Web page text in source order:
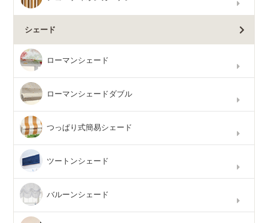
シェード
ローマンシェード
ローマンシェードダブル
つっぱり式簡易シェード
ツートンシェード
バルーンシェード